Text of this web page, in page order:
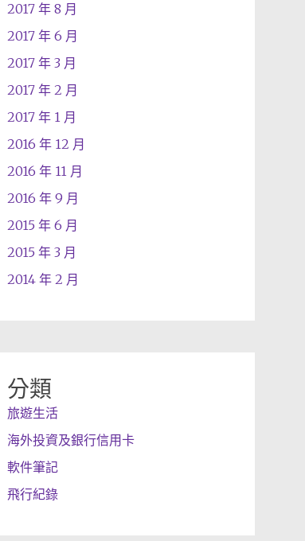
2017 年 8 月
2017 年 6 月
2017 年 3 月
2017 年 2 月
2017 年 1 月
2016 年 12 月
2016 年 11 月
2016 年 9 月
2015 年 6 月
2015 年 3 月
2014 年 2 月
分類
旅遊生活
海外投資及銀行信用卡
軟件筆記
飛行紀錄